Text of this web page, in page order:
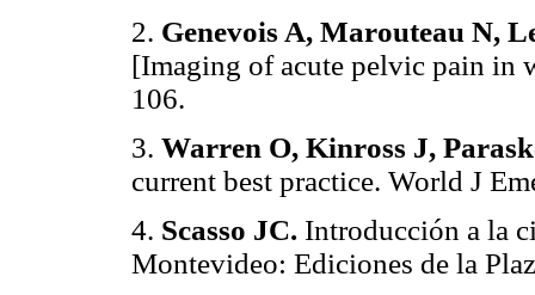
2. Genevois A, Marouteau N,
[Imaging of acute pelvic pain in
106.
3. Warren O, Kinross J,
current best practice. World J
4. Scasso JC. Introducción a la
Montevideo: Ediciones de la